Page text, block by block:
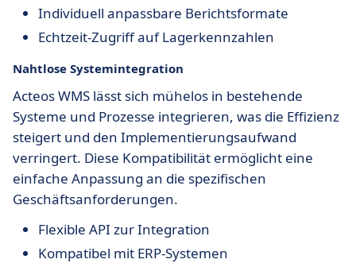
Individuell anpassbare Berichtsformate
Echtzeit-Zugriff auf Lagerkennzahlen
Nahtlose Systemintegration
Acteos WMS lässt sich mühelos in bestehende
Systeme und Prozesse integrieren, was die Effizienz
steigert und den Implementierungsaufwand
verringert. Diese Kompatibilität ermöglicht eine
einfache Anpassung an die spezifischen
Geschäftsanforderungen.
Flexible API zur Integration
Kompatibel mit ERP-Systemen